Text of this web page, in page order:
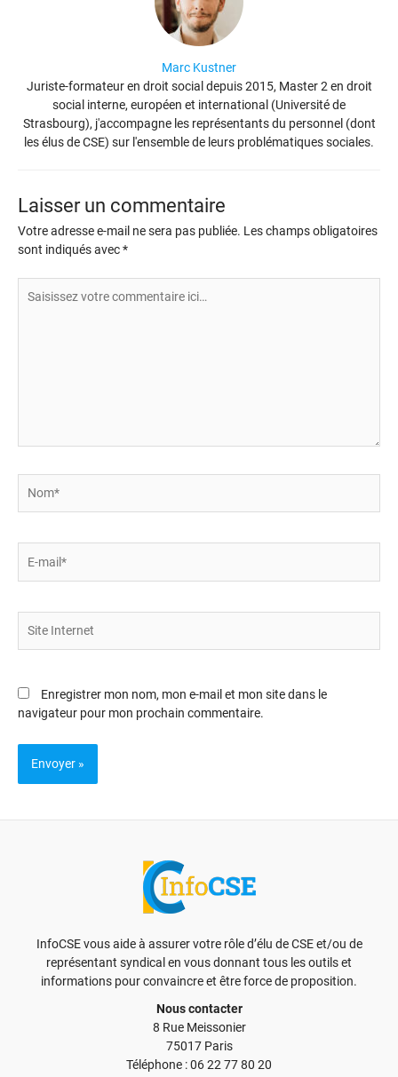
Marc Kustner
Juriste-formateur en droit social depuis 2015, Master 2 en droit
social interne, européen et international (Université de
Strasbourg), j'accompagne les représentants du personnel (dont
les élus de CSE) sur l'ensemble de leurs problématiques sociales.
Laisser un commentaire
Votre adresse e-mail ne sera pas publiée. Les champs obligatoires
sont indiqués avec*
votre
mail*
Internet
Enregistrer mon nom, mon e-mail et mon site dans le
navigateur pour mon prochain commentaire.
InfoCSE vous aide à assurer votre rôle d’élu de CSE et/ou de
représentant syndical en vous donnant tous les outils et
informations pour convaincre et être force de proposition.
Nous contacter
8 Rue Meissonier
75017 Paris
Téléphone : 06 22 77 80 20